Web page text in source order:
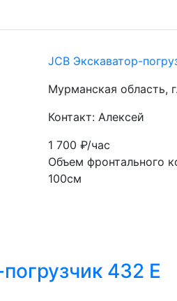
JCB Экскаватор-
Мурманская область,
Контакт: Алексей
1 700 ₽/час
Объем фронтального
100см
432 Е